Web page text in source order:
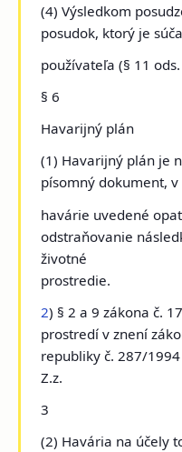
(4) Výsledkom
posudok, ktorý je
používateľa (§ 11
§ 6
Havarijný plán
(1) Havarijný plán je
písomný dokument,
havárie uvedené
odstraňovanie
životné
prostredie.
2) § 2 a 9 zákona č.
prostredí v znení
republiky č. 287/1994
Z.z.
3
(2) Havária na účely